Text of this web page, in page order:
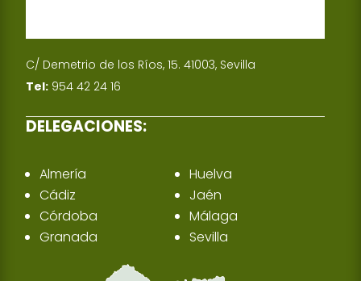
C/ Demetrio de los Ríos, 15. 41003, Sevilla
Tel: 954 42 24 16
DELEGACIONES:
Almería
Cádiz
Córdoba
Granada
Huelva
Jaén
Málaga
Sevilla